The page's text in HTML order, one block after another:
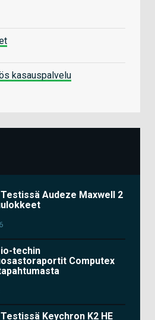
kasauspalvelu
Audeze Maxwell 2
techin
Computex
Keychron K2 HE